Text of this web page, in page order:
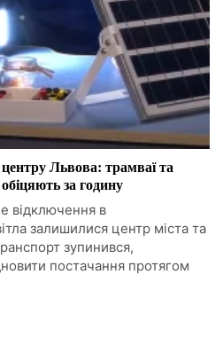
Львова: трамваї та
за годину
відключення в
залишилися центр міста та
зупинився,
постачання протягом